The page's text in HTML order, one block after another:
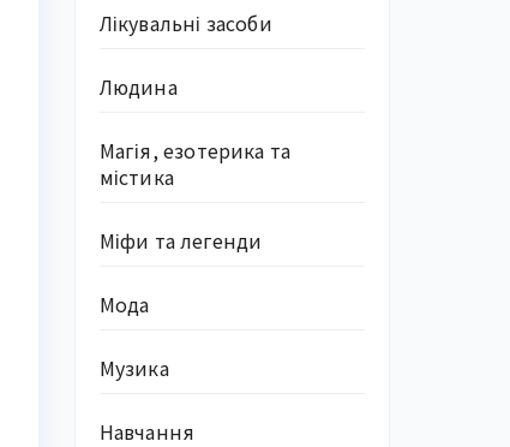
Лікувальні засоби
Людина
Магія, езотерика та
містика
Міфи та легенди
Мода
Музика
Навчання